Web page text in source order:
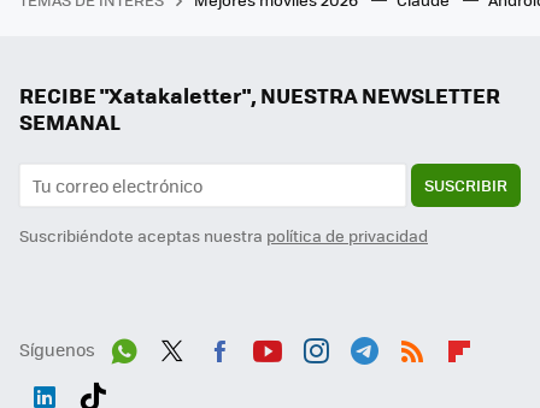
RECIBE "Xatakaletter", NUESTRA NEWSLETTER
SEMANAL
SUSCRIBIR
Suscribiéndote aceptas nuestra política de privacidad
Síguenos